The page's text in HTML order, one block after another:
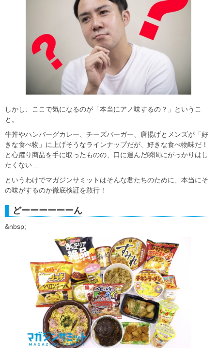
しかし、ここで気になるのが「本当にアノ味するの？」というこ
と。
牛丼やハンバーグカレー、チーズバーガー、唐揚げとメンズが「好
きな食べ物」に上げそうなラインナップだが、好きな食べ物味だ！
と心躍り商品を手に取ったものの、口に運んだ瞬間にがっかりはし
たくない…
というわけでマガジンサミットはそんな君たちのために、本当にそ
の味がするのか徹底検証を敢行！
どーーーーーーん
&nbsp;